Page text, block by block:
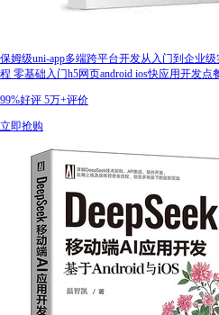
保姆级uni-app多端跨平台开发从入门到企业
程 零基础入门h5网页android ios快应用开发
99%好评 5万+评价
立即抢购